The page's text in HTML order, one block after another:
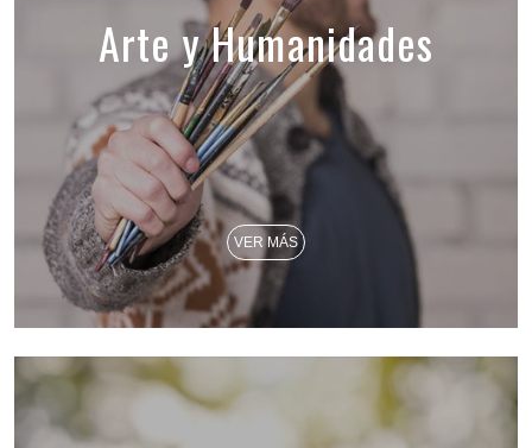
Arte y Humanidades
VER MÁS